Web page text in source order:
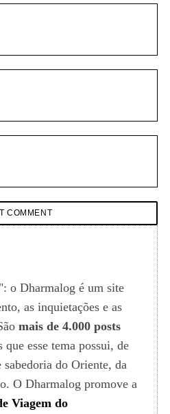
o Dharmalog é um site
as inquietações e as
mais de 4.000 posts
que esse tema possui, de
do Oriente, da
O Dharmalog promove a
Viagem do